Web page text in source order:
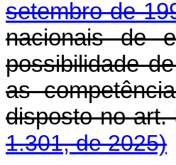
setembro de
nacionais de
possibilidade
as
disposto no art.
1.301, de 2025)